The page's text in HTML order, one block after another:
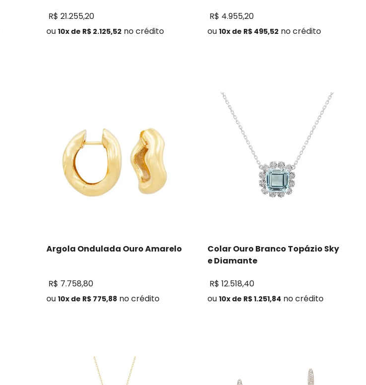
R$ 21.255,20
ou10x de R$ 2.125,52 no crédito
R$ 4.955,20
ou 10x de R$ 495,52 no crédito
Argola Ondulada Ouro Amarelo
R$ 7.758,80
ou10x de R$ 775,88 no crédito
Colar Ouro Branco Topázio Sky
e Diamante
R$ 12.518,40
ou 10x de R$1.251,84 no crédito